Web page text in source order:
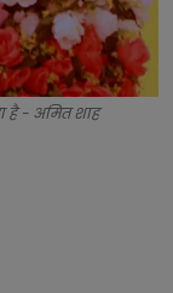
है - अमित शाह